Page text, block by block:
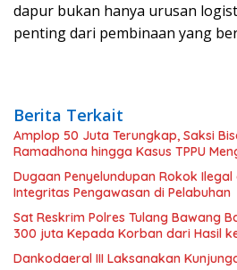
dapur bukan hanya urusan
penting dari pembinaan yang
Berita Terkait
Amplop 50 Juta Terungkap, Saksi
Ramadhona hingga Kasus TPPU
Dugaan Penyelundupan Rokok Ilegal
Integritas Pengawasan di Pelabuhan
Sat Reskrim Polres Tulang Bawang
300 juta Kepada Korban dari Hasil
Dankodaeral III Laksanakan